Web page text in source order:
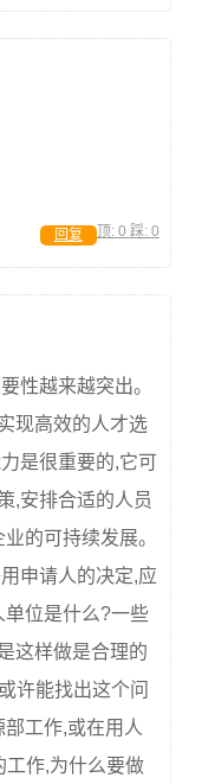
顶: 0 踩: 0
回复
性越来越突出。
现高效的人才选
是很重要的,它可
,安排合适的人员
的可持续发展。
申请人的决定,应
单位是什么?一些
这样做是合理的
许能找出这个问
工作,或在用人
工作,为什么要做